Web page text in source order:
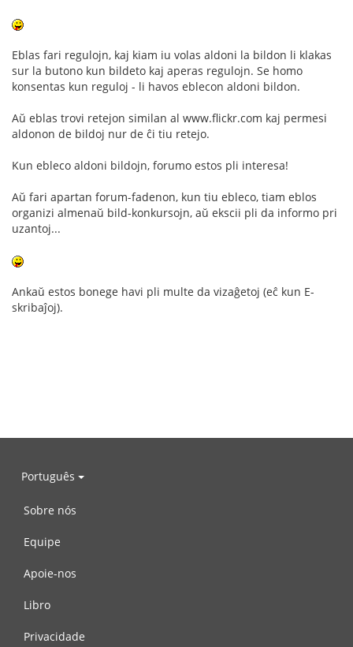
Eblas fari regulojn, kaj kiam iu volas aldoni la bildon li klakas
sur la butono kun bildeto kaj aperas regulojn. Se homo
konsentas kun reguloj - li havos eblecon aldoni bildon.
Aŭ eblas trovi retejon similan al www.flickr.com kaj permesi
aldonon de bildoj nur de ĉi tiu retejo.
Kun ebleco aldoni bildojn, forumo estos pli interesa!
Aŭ fari apartan forum-fadenon, kun tiu ebleco, tiam eblos
organizi almenaŭ bild-konkursojn, aŭ ekscii pli da informo pri
uzantoj...
Ankaŭ estos bonege havi pli multe da vizaĝetoj (eĉ kun E-
skribaĵoj).
Português
Sobre nós
Equipe
Apoie-nos
Libro
Privacidade